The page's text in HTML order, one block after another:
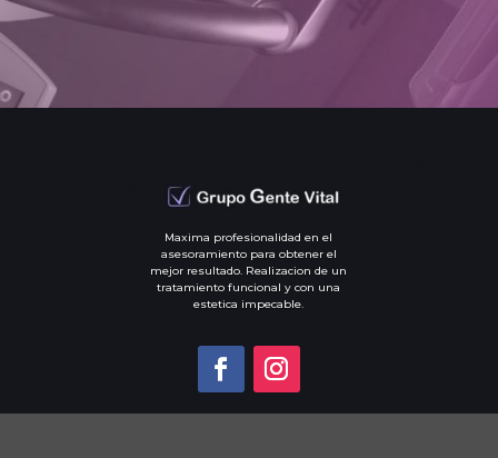
Maxima profesionalidad en el
asesoramiento para obtener el
mejor resultado. Realizacion de un
tratamiento funcional y con una
estetica impecable.